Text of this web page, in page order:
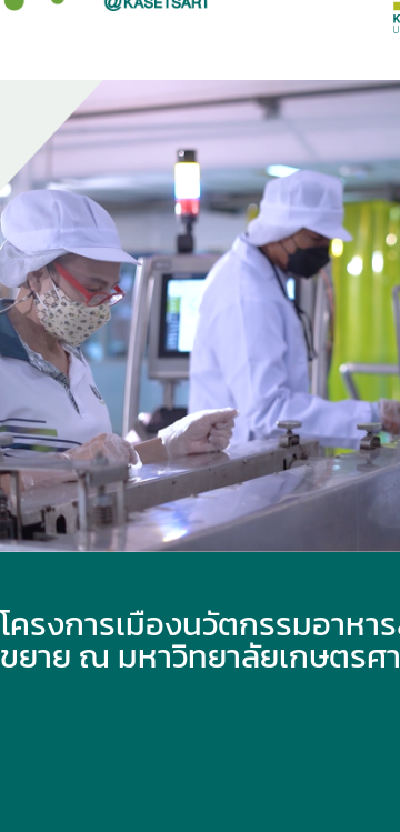
โครงการเมืองนวัตกรรมอาหา
ขยาย ณ มหาวิทยาลัยเกษตรศ